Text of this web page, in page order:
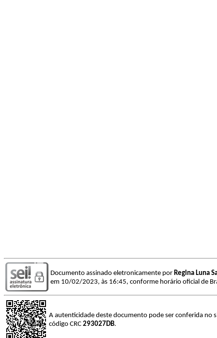
Documento assinado eletronicamente por Regina Luna
em 10/02/2023, às 16:45, conforme horário oficial de
A autenticidade deste documento pode ser conferida
código CRC 293027DB.